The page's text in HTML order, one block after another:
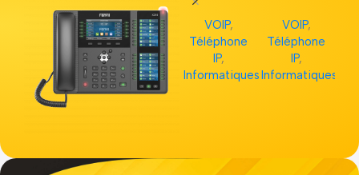
m GRP2613
VOIP,
Téléphone
IP,
Informatiques
VOIP,
Téléphone
IP,
Informatiques